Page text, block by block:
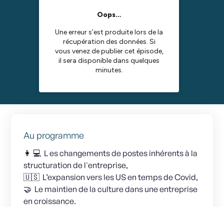
Au programme
👩 💻 L es changements de postes inhérents à la
structuration de l'entreprise,
🇺🇸 L’expansion vers les US en temps de Covid,
🤝 Le maintien de la culture dans une entreprise
en croissance.